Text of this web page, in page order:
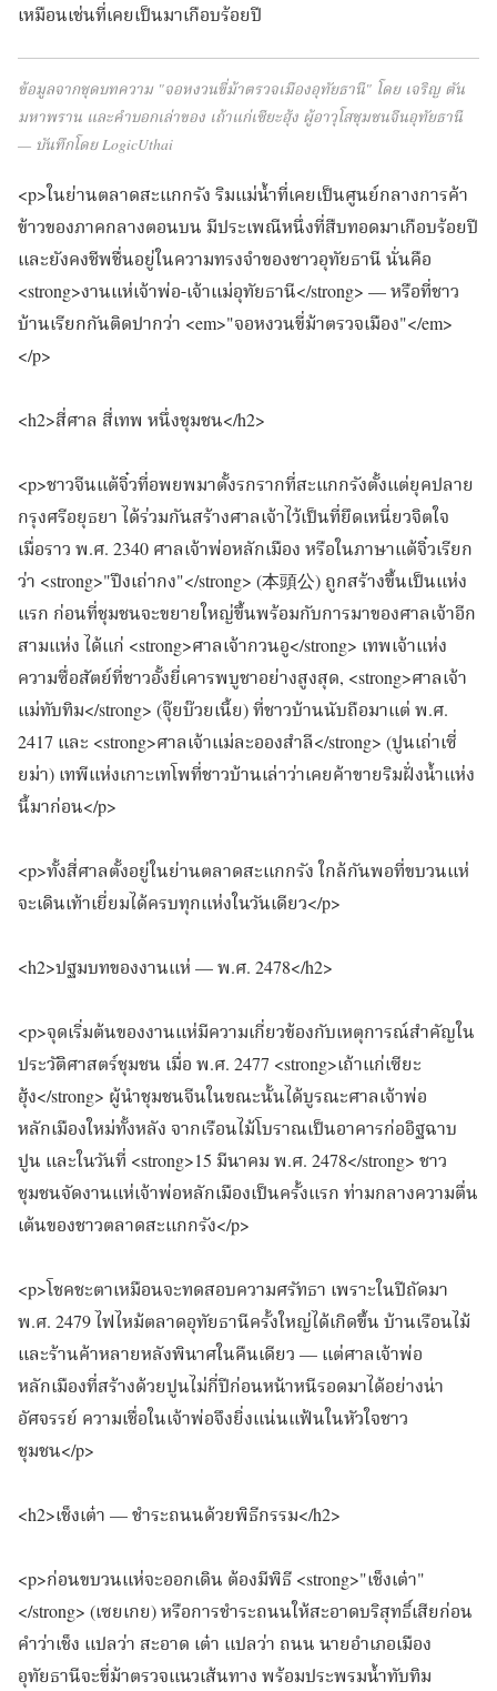
เหมือนเช่นที่เคยเป็นมาเกือบร้อยปี
ข้อมูลจากชุดบทความ "จอหงวนขี่ม้าตรวจเมืองอุทัยธานี" โดย เจริญ ตัน
มหาพราน และคำบอกเล่าของ เถ้าแก่เซียะฮุ้ง ผู้อาวุโสชุมชนจีนอุทัยธานี
— บันทึกโดย LogicUthai
<p>ในย่านตลาดสะแกกรัง ริมแม่น้ำที่เคยเป็นศูนย์กลางการค้า
ข้าวของภาคกลางตอนบน มีประเพณีหนึ่งที่สืบทอดมาเกือบร้อยปี
และยังคงชีพชื่นอยู่ในความทรงจำของชาวอุทัยธานี นั่นคือ
<strong>งานแห่เจ้าพ่อ-เจ้าแม่อุทัยธานี</strong> — หรือที่ชาว
บ้านเรียกกันติดปากว่า <em>"จอหงวนขี่ม้าตรวจเมือง"</em>
</p>
<h2>สี่ศาล สี่เทพ หนึ่งชุมชน</h2>
<p>ชาวจีนแต้จิ๋วที่อพยพมาตั้งรกรากที่สะแกกรังตั้งแต่ยุคปลาย
กรุงศรีอยุธยา ได้ร่วมกันสร้างศาลเจ้าไว้เป็นที่ยึดเหนี่ยวจิตใจ
เมื่อราว พ.ศ. 2340 ศาลเจ้าพ่อหลักเมือง หรือในภาษาแต้จิ๋วเรียก
ว่า <strong>"ปึงเถ่ากง"</strong> (本頭公) ถูกสร้างขึ้นเป็นแห่ง
แรก ก่อนที่ชุมชนจะขยายใหญ่ขึ้นพร้อมกับการมาของศาลเจ้าอีก
สามแห่ง ได้แก่ <strong>ศาลเจ้ากวนอู</strong> เทพเจ้าแห่ง
ความซื่อสัตย์ที่ชาวอั้งยี่เคารพบูชาอย่างสูงสุด, <strong>ศาลเจ้า
แม่ทับทิม</strong> (จุ๊ยบ๊วยเนี้ย) ที่ชาวบ้านนับถือมาแต่ พ.ศ.
2417 และ <strong>ศาลเจ้าแม่ละอองสำลี</strong> (ปูนเถ่าเซี่
ยม่า) เทพีแห่งเกาะเทโพที่ชาวบ้านเล่าว่าเคยค้าขายริมฝั่งน้ำแห่ง
นี้มาก่อน</p>
<p>ทั้งสี่ศาลตั้งอยู่ในย่านตลาดสะแกกรัง ใกล้กันพอที่ขบวนแห่
จะเดินเท้าเยี่ยมได้ครบทุกแห่งในวันเดียว</p>
<h2>ปฐมบทของงานแห่ — พ.ศ. 2478</h2>
<p>จุดเริ่มต้นของงานแห่มีความเกี่ยวข้องกับเหตุการณ์สำคัญใน
ประวัติศาสตร์ชุมชน เมื่อ พ.ศ. 2477 <strong>เถ้าแก่เซียะ
ฮุ้ง</strong> ผู้นำชุมชนจีนในขณะนั้นได้บูรณะศาลเจ้าพ่อ
หลักเมืองใหม่ทั้งหลัง จากเรือนไม้โบราณเป็นอาคารก่ออิฐฉาบ
ปูน และในวันที่ <strong>15 มีนาคม พ.ศ. 2478</strong> ชาว
ชุมชนจัดงานแห่เจ้าพ่อหลักเมืองเป็นครั้งแรก ท่ามกลางความตื่น
เต้นของชาวตลาดสะแกกรัง</p>
<p>โชคชะตาเหมือนจะทดสอบความศรัทธา เพราะในปีถัดมา
พ.ศ. 2479 ไฟไหม้ตลาดอุทัยธานีครั้งใหญ่ได้เกิดขึ้น บ้านเรือนไม้
และร้านค้าหลายหลังพินาศในคืนเดียว — แต่ศาลเจ้าพ่อ
หลักเมืองที่สร้างด้วยปูนไม่กี่ปีก่อนหน้าหนีรอดมาได้อย่างน่า
อัศจรรย์ ความเชื่อในเจ้าพ่อจึงยิ่งแน่นแฟ้นในหัวใจชาว
ชุมชน</p>
<h2>เช็งเต๋า — ชำระถนนด้วยพิธีกรรม</h2>
<p>ก่อนขบวนแห่จะออกเดิน ต้องมีพิธี <strong>"เช็งเต๋า"
</strong> (เซยเกย) หรือการชำระถนนให้สะอาดบริสุทธิ์เสียก่อน
คำว่าเช็ง แปลว่า สะอาด เต๋า แปลว่า ถนน นายอำเภอเมือง
อุทัยธานีจะขี่ม้าตรวจแนวเส้นทาง พร้อมประพรมน้ำทับทิม